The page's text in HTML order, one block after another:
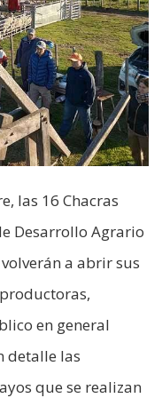
las 16 Chacras
Desarrollo Agrario
a abrir sus
en general
detalle las
que se realizan